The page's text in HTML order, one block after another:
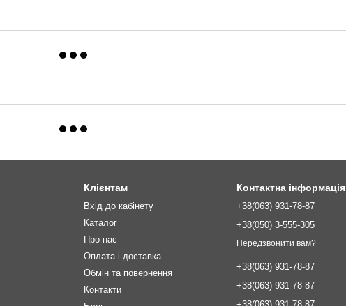
Клієнтам
Вхід до кабінету
Каталог
Про нас
Оплата і доставка
Обмін та повернення
Контакти
Контактна інформація
+38(063) 931-78-87
+38(050) 3-555-305
Передзвонити вам?
+38(063) 931-78-87
+38(063) 931-78-87